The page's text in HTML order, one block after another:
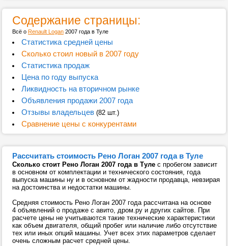
Содержание страницы:
Всё о Renault Logan 2007 года в Туле
Статистика средней цены
Сколько стоил новый в 2007 году
Статистика продаж
Цена по году выпуска
Ликвидность на вторичном рынке
Объявления продажи 2007 года
Отзывы владельцев(82 шт.)
Сравнение цены с конкурентами
Рассчитать стоимость Рено Логан 2007 года в Туле
Сколько стоит Рено Логан 2007 года в Туле с пробегом зависит
в основном от комплектации и технического состояния, года
выпуска машины ну и в основном от жадности продавца, невзирая
на достоинства и недостатки машины.
Средняя стоимость Рено Логан 2007 года рассчитана на основе
4 объявлений о продаже с авито, дром.ру и других сайтов. При
расчете цены не учитываются такие технические характеристики
как объем двигателя, общий пробег или наличие либо отсутствие
тех или иных опций машины. Учет всех этих параметров сделает
очень сложным расчет средней цены.